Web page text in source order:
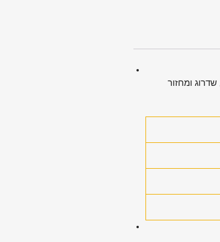
ומחזור